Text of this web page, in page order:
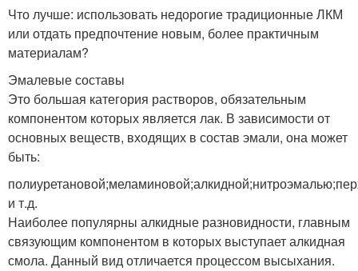
Что лучше: использовать недорогие традиционные ЛКМ
или отдать предпочтение новым, более практичным
материалам?
Эмалевые составы
Это большая категория растворов, обязательным
компонентом которых является лак. В зависимости от
основных веществ, входящих в состав эмали, она может
быть:
и т.д.
Наиболее популярны алкидные разновидности, главным
связующим компонентом в которых выступает алкидная
смола. Данный вид отличается процессом высыхания.